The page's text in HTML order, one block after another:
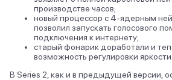
производстве часов;
новый процессор с 4-ядерным
позволил запускать голосового
подключения к интернету;
старый фонарик доработали и
возможность регулировки яркости.
В Series 2, как и в предыдущей версии,